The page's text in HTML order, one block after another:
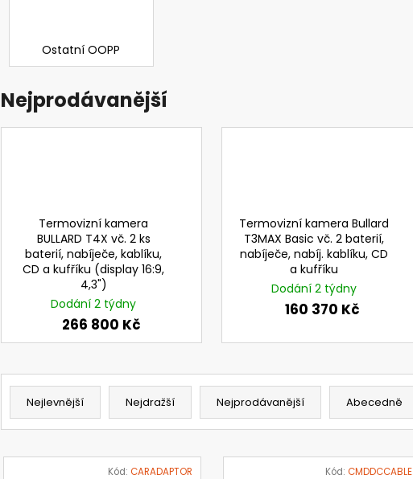
Ostatní OOPP
Nejprodávanější
Termovizní kamera
BULLARD T4X vč. 2 ks
baterií, nabíječe, kablíku,
CD a kufříku (display 16:9,
4,3")
Dodání 2 týdny
266 800 Kč
Termovizní kamera Bullard
T3MAX Basic vč. 2 baterií,
nabíječe, nabíj. kablíku, CD
a kufříku
Dodání 2 týdny
160 370 Kč
Ř
z
Nejlevnější Nejdražší Nejprodávanější Abecedně
V
Kód: CARADAPTOR Kód: CMDDCCABLE